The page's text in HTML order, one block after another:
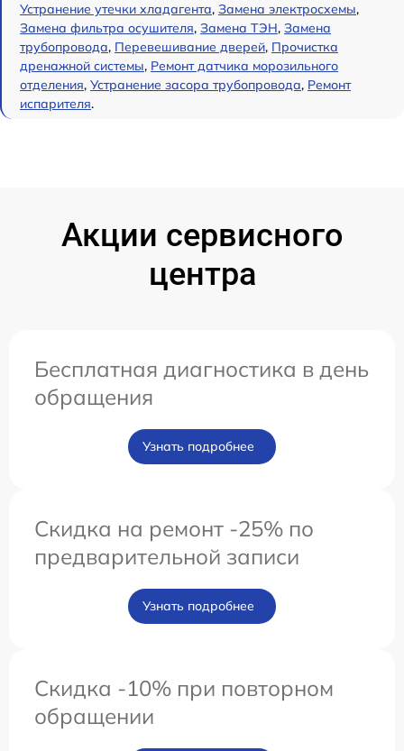
Устранение утечки хладагента, Замена электросхемы,
Замена фильтра осушителя, Замена ТЭН, Замена
трубопровода, Перевешивание дверей, Прочистка
дренажной системы, Ремонт датчика морозильного
отделения, Устранение засора трубопровода, Ремонт
испарителя.
Акции сервисного
центра
Бесплатная диагностика в день
обращения
Узнать подробнее
Скидка на ремонт -25% по
предварительной записи
Узнать подробнее
Скидка -10% при повторном
обращении